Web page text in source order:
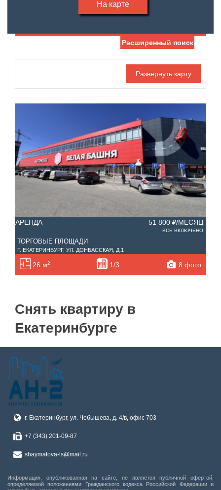
На карте
С фото
Отдельный вход
Расширенный поиск
АРЕНДА 51 800 ₽/МЕСЯЦ
ВСЕ ВКЛЮЧЕНО
ТОРГОВЫЕ ПЛОЩАДИ
Г. ЕКАТЕРИНБУРГ, УЛ. ДОНБАССКАЯ, Д.1
26 м2 1/3 8 фото
Снять квартиру в
Екатеринбурге
г. Екатеринбург, ул. Чебышева, д. 4/в, офис 703
+7 (343) 201-09-87
shaymatova-ls@mail.ru
Информация, опубликованная на сайте, не является публичной офертой,
определяемой положениями Гражданского кодекса Российской Федерации и